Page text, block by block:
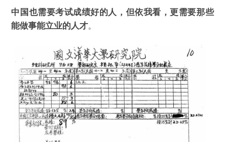
中国也需要考试成绩好的人，但依我看，更需要那些
能做事能立业的人才。